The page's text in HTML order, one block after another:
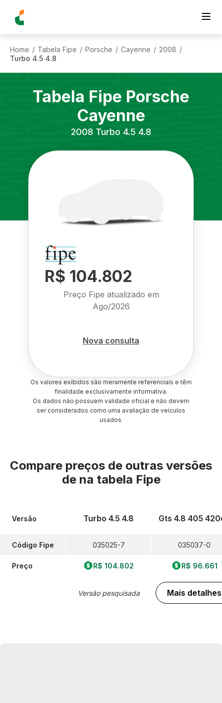
Home / Tabela Fipe / Porsche / Cayenne / 2008 /
Turbo 4.5 4.8
Tabela Fipe Porsche
Cayenne
2008 Turbo 4.5 4.8
R$ 104.802
Preço Fipe atualizado em
Ago/2026
Nova consulta
Os valores exibidos são meramente referenciais e têm
finalidade exclusivamente informativa.
Os dados não possuem validade oficial e não devem
ser considerados como uma avaliação de veículos
usados.
Compare preços de outras versões
de na tabela Fipe
Versão
Código Fipe
Preço
Turbo 4.5 4.8
035025-7
R$ 104.802
Versão pesquisada
Gts 4.8 405
035037-0
R$ 96.661
Mais detalhes